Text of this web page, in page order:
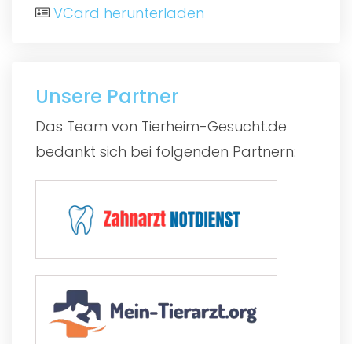
VCard herunterladen
Unsere Partner
Das Team von Tierheim-Gesucht.de
bedankt sich bei folgenden Partnern: